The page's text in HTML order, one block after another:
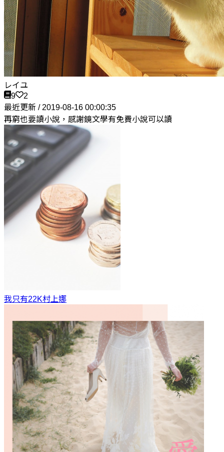
レイユ
9
2
最近更新 / 2019-08-16 00:00:35
再窮也要讀小說，感謝鏡文學有免費小說可以讀
我只有22K村上娜